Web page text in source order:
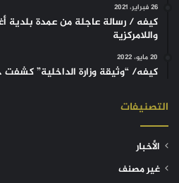
26 فبراير، 2021
كيفه / رسالة عاجلة من عمدة بلدية
واللامركزية
20 مايو، 2022
كيفه/ “وثيقة وزارة الداخلية”
التصنيفات
الأخبار
غير مصنف